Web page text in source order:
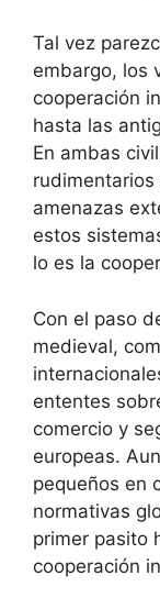
Tal vez
embargo, los
cooperación
hasta las
En ambas
amenazas
estos
lo es la
Con el paso
medieval,
ententes
comercio y
europeas.
pequeños en
normativas
primer pasito
cooperación